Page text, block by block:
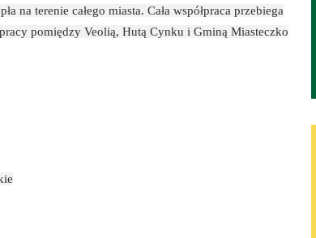
na terenie całego miasta. Cała współpraca przebiega
pomiędzy Veolią, Hutą Cynku i Gminą Miasteczko